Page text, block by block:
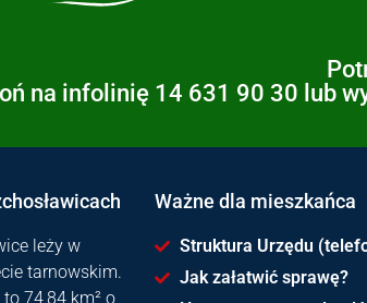
na infolinię 14 631 90 30 lub
leży w
tarnowskim.
74,84 km² o
Ważne dla mieszkańca
Struktura Urzędu
Jak załatwić sprawę?